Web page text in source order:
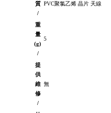
質
/
PVC聚氯乙烯 晶片 天線
重
量
(g)
/
5
提
供
維
修
/
無